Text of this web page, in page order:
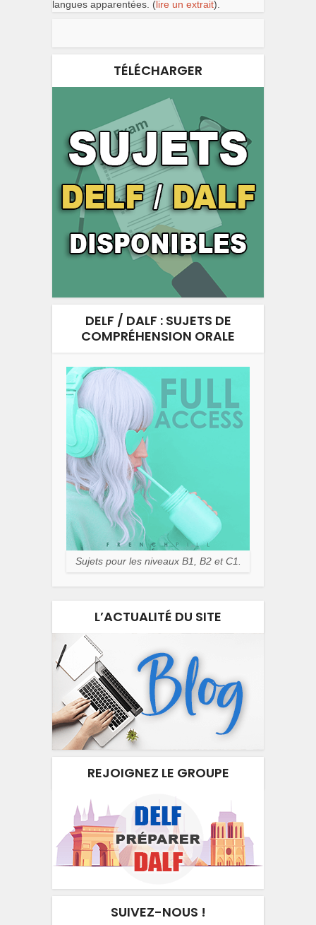
langues apparentées. (lire un extrait).
TÉLÉCHARGER
DELF / DALF : SUJETS DE
COMPRÉHENSION ORALE
Sujets pour les niveaux B1, B2 et C1.
L’ACTUALITÉ DU SITE
REJOIGNEZ LE GROUPE
SUIVEZ-NOUS !